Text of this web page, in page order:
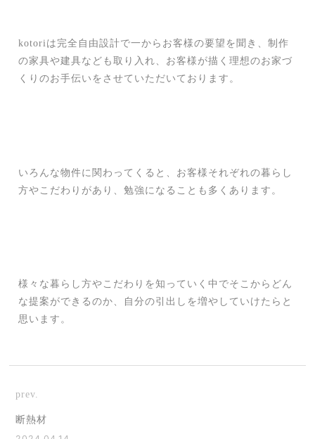
kotoriは完全自由設計で一からお客様の要望を聞き、制作
の家具や建具なども取り入れ、お客様が描く理想のお家づ
くりのお手伝いをさせていただいております。
いろんな物件に関わってくると、お客様それぞれの暮らし
方やこだわりがあり、勉強になることも多くあります。
様々な暮らし方やこだわりを知っていく中でそこからどん
な提案ができるのか、自分の引出しを増やしていけたらと
思います。
prev.
断熱材